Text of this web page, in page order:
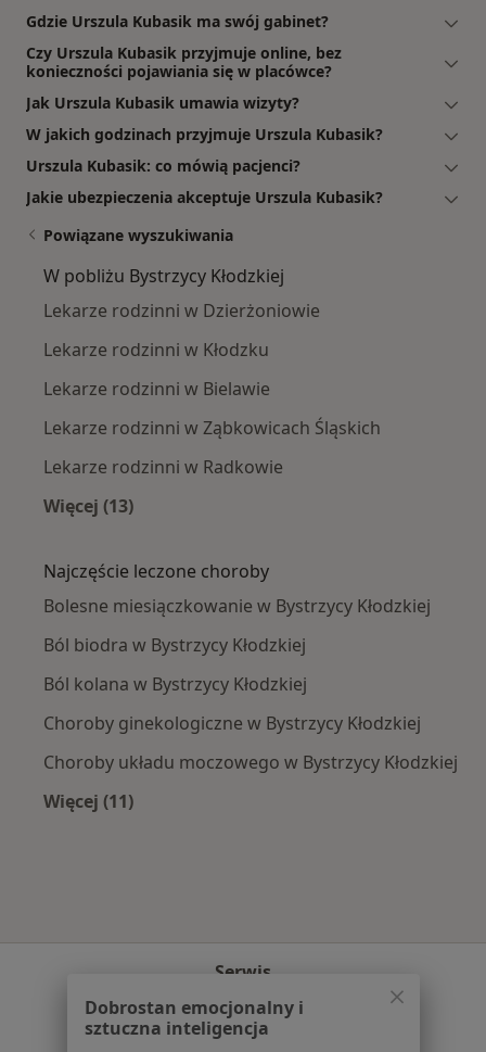
Gdzie Urszula Kubasik ma swój gabinet?
Czy Urszula Kubasik przyjmuje online, bez
konieczności pojawiania się w placówce?
Jak Urszula Kubasik umawia wizyty?
W jakich godzinach przyjmuje Urszula Kubasik?
Urszula Kubasik: co mówią pacjenci?
Jakie ubezpieczenia akceptuje Urszula Kubasik?
Powiązane wyszukiwania
W pobliżu Bystrzycy Kłodzkiej
Lekarze rodzinni w Dzierżoniowie
Lekarze rodzinni w Kłodzku
Lekarze rodzinni w Bielawie
Lekarze rodzinni w Ząbkowicach Śląskich
Lekarze rodzinni w Radkowie
Więcej (13)
Najczęście leczone choroby
Bolesne miesiączkowanie w Bystrzycy Kłodzkiej
Ból biodra w Bystrzycy Kłodzkiej
Ból kolana w Bystrzycy Kłodzkiej
Choroby ginekologiczne w Bystrzycy Kłodzkiej
Choroby układu moczowego w Bystrzycy Kłodzkiej
Więcej (11)
Serwis
Regulamin
Polityka prywatności pacjentów
Dobrostan emocjonalny i
sztuczna inteligencja